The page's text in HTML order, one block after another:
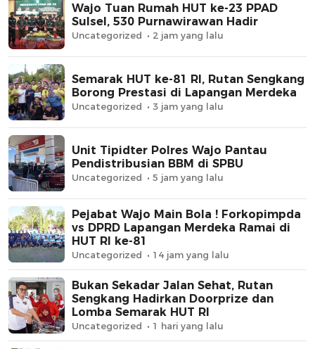
Wajo Tuan Rumah HUT ke-23 PPAD
Sulsel, 530 Purnawirawan Hadir
Uncategorized 2 jam yang lalu
Semarak HUT ke-81 RI, Rutan Sengkang
Borong Prestasi di Lapangan Merdeka
Uncategorized 3 jam yang lalu
Unit Tipidter Polres Wajo Pantau
Pendistribusian BBM di SPBU
Uncategorized 5 jam yang lalu
Pejabat Wajo Main Bola ! Forkopimpda
vs DPRD Lapangan Merdeka Ramai di
HUT RI ke-81
Uncategorized 14 jam yang lalu
Bukan Sekadar Jalan Sehat, Rutan
Sengkang Hadirkan Doorprize dan
Lomba Semarak HUT RI
Uncategorized 1 hari yang lalu